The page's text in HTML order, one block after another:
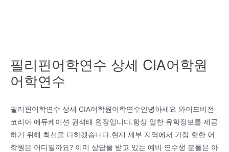
필리핀어학연수 상세 CIA어학원
어학연수
필리핀어학연수 상세 CIA어학원어학연수안녕하세요 와이드비전
코리아 에듀케이션 권석태 원장입니다.항상 알찬 유학정보를 제공
하기 위해 최선을 다하겠습니다.현재 세부 지역에서 가장 핫한 어
학원은 어디일까요? 이미 상담을 받고 있는 예비 연수생 분들은 아